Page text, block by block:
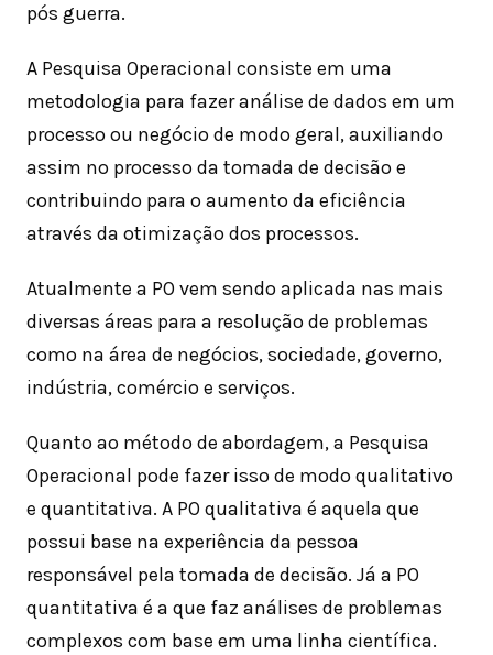
pós guerra.
A Pesquisa Operacional consiste em uma
metodologia para fazer análise de dados em um
processo ou negócio de modo geral, auxiliando
assim no processo da tomada de decisão e
contribuindo para o aumento da eficiência
através da otimização dos processos.
Atualmente a PO vem sendo aplicada nas mais
diversas áreas para a resolução de problemas
como na área de negócios, sociedade, governo,
indústria, comércio e serviços.
Quanto ao método de abordagem, a Pesquisa
Operacional pode fazer isso de modo qualitativo
e quantitativa. A PO qualitativa é aquela que
possui base na experiência da pessoa
responsável pela tomada de decisão. Já a PO
quantitativa é a que faz análises de problemas
complexos com base em uma linha científica.